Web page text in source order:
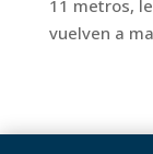
11 metros,
vuelven a